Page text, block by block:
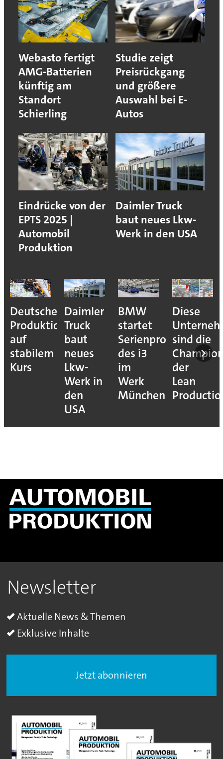
Webasto fertigt
AMG-Batterien
künftig am
Standort
Schierling
Studie zeigt
Preisrückgang
und größere
Auswahl bei E-
Autos
Eindrücke von der
EPTS 2025 |
Automobil
Produktion
Daimler Truck
baut neues Lkw-
Werk in den USA
Deutsche
Produktion
auf
stabilem
Kurs
Daimler
Truck
baut
neues
Lkw-
Werk in
den
USA
BMW
startet
Serienproduktion
des i3
im
Werk
München
Diese
sind die
der
Lean
Newsletter
Aktuelle News & Themen
Exklusive Inhalte
Jetzt abonnieren